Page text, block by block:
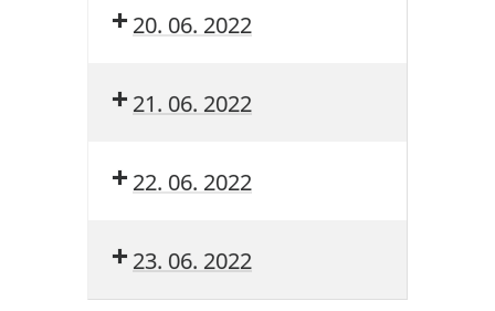
20. 06. 2022
21. 06. 2022
22. 06. 2022
23. 06. 2022